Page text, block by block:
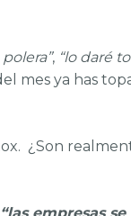
, “lo daré
mes ya has
¿Son
“las empresas